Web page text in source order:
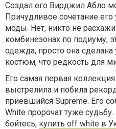
Создал его Вирджил Абло
Причудливое сочетание
моды. Нет, никто не
комбинезонах по подиуму,
одежда, просто она
костюм, что редкость для
Его самая первая
выстрелила и побила
приевшийся Supreme. Его
White пророчат туже
бойтесь, купить off white в